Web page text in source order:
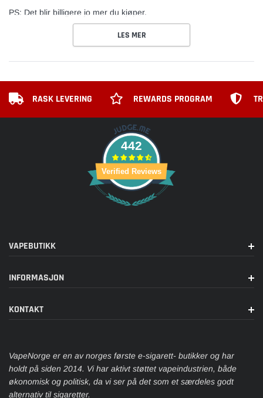
PS: Det blir billigere jo mer du kjøper.
LES MER
RASK LEVERING REWARDS PROGRAM
442
Verified Reviews
VAPEBUTIKK
INFORMASJON
KONTAKT
VapeNorge er en av norges første e-sigarett- butikker og har
holdt på siden 2014. Vi har aktivt støttet vapeindustrien, både
økonomisk og politisk, da vi ser på det som et særdeles godt
alternativ til sigaretter.